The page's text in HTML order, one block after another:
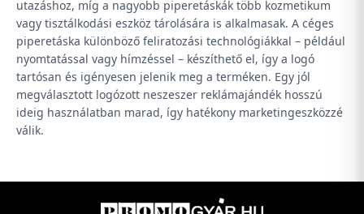
utazáshoz, míg a nagyobb piperetáskák több kozmetikum
vagy tisztálkodási eszköz tárolására is alkalmasak. A céges
piperetáska különböző feliratozási technológiákkal – például
nyomtatással vagy hímzéssel – készíthető el, így a logó
tartósan és igényesen jelenik meg a terméken. Egy jól
megválasztott logózott neszeszer reklámajándék hosszú
ideig használatban marad, így hatékony marketingeszközzé
válik.